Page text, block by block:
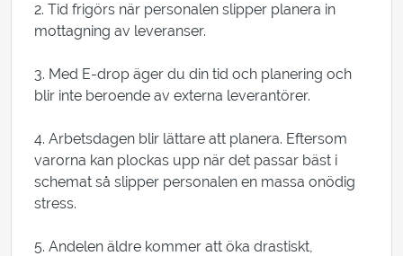
2. Tid frigörs när personalen slipper planera in
mottagning av leveranser.
3. Med E-drop äger du din tid och planering och
blir inte beroende av externa leverantörer.
4. Arbetsdagen blir lättare att planera. Eftersom
varorna kan plockas upp när det passar bäst i
schemat så slipper personalen en massa onödig
stress.
5. Andelen äldre kommer att öka drastiskt,